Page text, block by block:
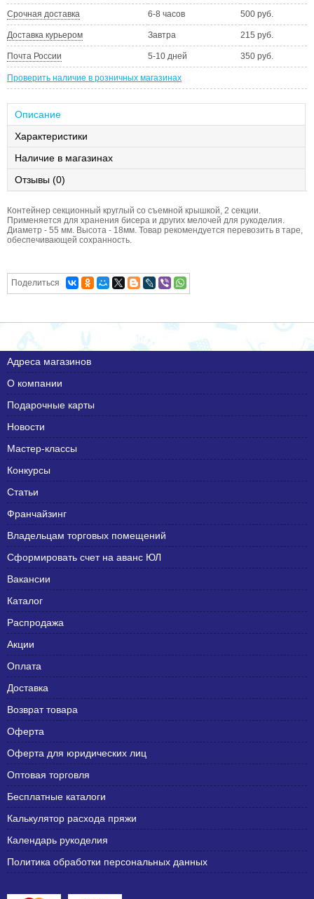
Срочная доставка 6-8 часов 500 руб.
Доставка курьером Завтра 215 руб.
Почта России 5-10 дней 350 руб.
Проверить наличие в розничных магазинах
Описание
Характеристики
Наличие в магазинах
Отзывы (0)
Контейнер секционный круглый со съемной крышкой, 2 секции.
Применяется для хранения бисера и других мелочей для рукоделия.
Диаметр - 55 мм. Высота - 18мм. Товар рекомендуется перевозить в таре,
обеспечивающей сохранность.
Поделиться
Адреса магазинов
О компании
Подарочные карты
Новости
Мастер-классы
Конкурсы
Статьи
Франчайзинг
Владельцам торговых помещений
Сформировать счет на аванс ЮЛ
Вакансии
Каталог
Распродажа
Акции
Оплата
Доставка
Возврат товара
Оферта
Оферта для юридических лиц
Оптовая торговля
Бесплатные каталоги
Калькулятор расхода пряжи
Календарь рукоделия
Политика обработки персональных данных